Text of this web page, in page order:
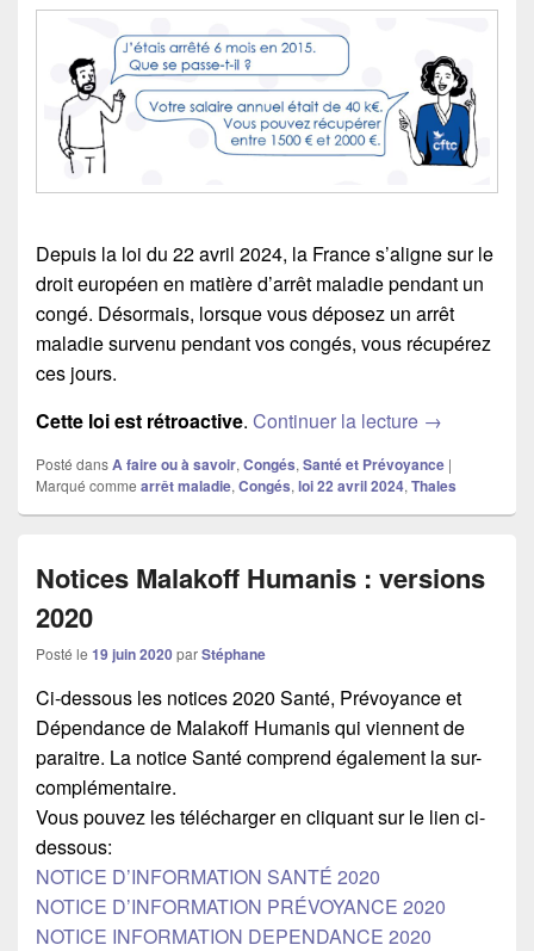
Depuis la loi du 22 avril 2024, la France s’aligne sur le
droit européen en matière d’arrêt maladie pendant un
congé. Désormais, lorsque vous déposez un arrêt
maladie survenu pendant vos congés, vous récupérez
ces jours.
Cette loi est rétroactive. Continuer la lecture Tomber
→
Posté dansA faire ou à savoir, Congés, Santé et Prévoyance |
Marqué comme arrêt maladie, Congés, loi 22 avril 2024, Thales
Notices Malakoff Humanis : versions
2020
Posté le 19 juin 2020parStéphane
Ci-dessous les notices 2020 Santé, Prévoyance et
Dépendance de Malakoff Humanis qui viennent de
paraitre. La notice Santé comprend également la sur-
complémentaire.
Vous pouvez les télécharger en cliquant sur le lien ci-
dessous:
NOTICE D’INFORMATION SANTÉ 2020
NOTICE D’INFORMATION PRÉVOYANCE 2020
NOTICE INFORMATION DEPENDANCE 2020